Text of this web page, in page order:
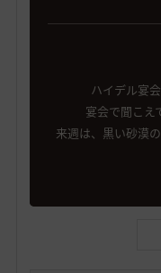
ハイデル宴
宴会で聞こえ
来週は、黒い砂漠